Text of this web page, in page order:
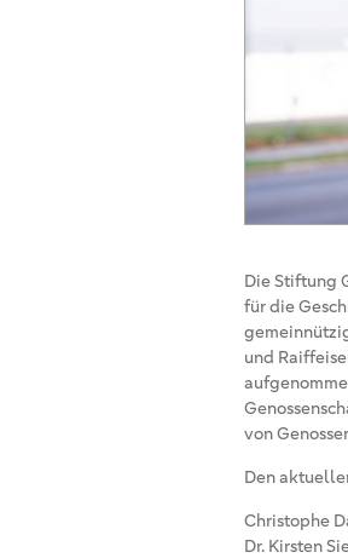
Die Stiftung
für die
und
von
Den
Christophe
Dr. Kirsten